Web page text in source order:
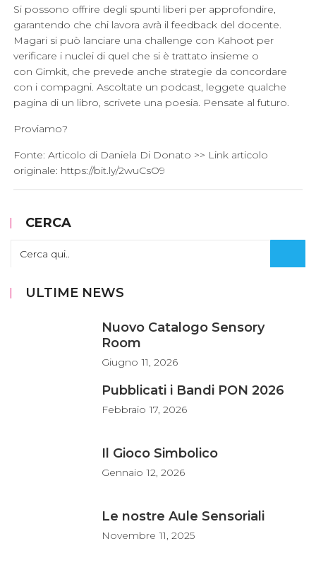
Si possono offrire degli spunti liberi per approfondire,
garantendo che chi lavora avrà il feedback del docente.
Magari si può lanciare una challenge con Kahoot per
verificare i nuclei di quel che si è trattato insieme o
con Gimkit, che prevede anche strategie da concordare
con i compagni. Ascoltate un podcast, leggete qualche
pagina di un libro, scrivete una poesia. Pensate al futuro.
Proviamo?
Fonte: Articolo di Daniela Di Donato >> Link articolo
originale: https://bit.ly/2wuCsO9
CERCA
ULTIME NEWS
Nuovo Catalogo Sensory
Room
Giugno 11, 2026
Pubblicati i Bandi PON 2026
Febbraio 17, 2026
Il Gioco Simbolico
Gennaio 12, 2026
Le nostre Aule Sensoriali
Novembre 11, 2025